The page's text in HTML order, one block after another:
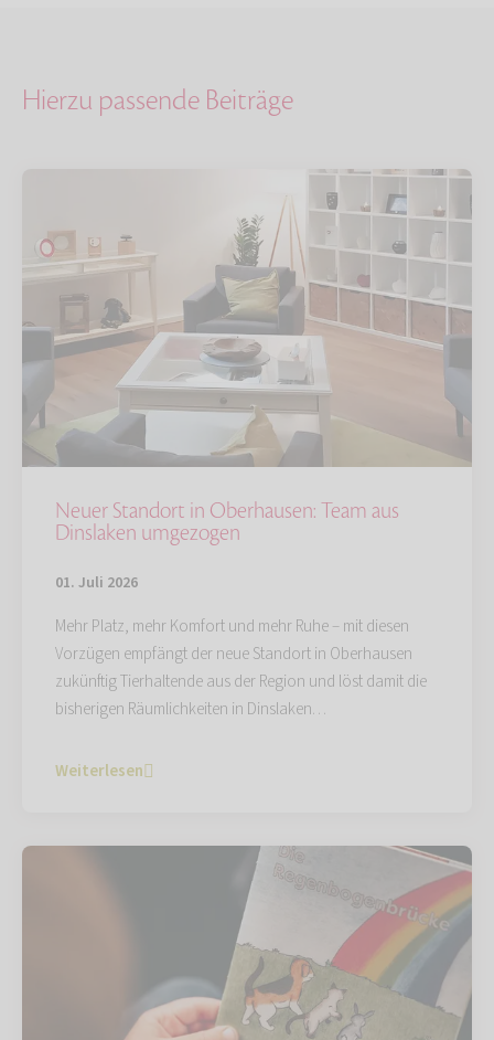
Hierzu passende Beiträge
Neuer Standort in Oberhausen: Team aus
Dinslaken umgezogen
01. Juli 2026
Mehr Platz, mehr Komfort und mehr Ruhe – mit diesen
Vorzügen empfängt der neue Standort in Oberhausen
zukünftig Tierhaltende aus der Region und löst damit die
bisherigen Räumlichkeiten in Dinslaken…
Weiterlesen